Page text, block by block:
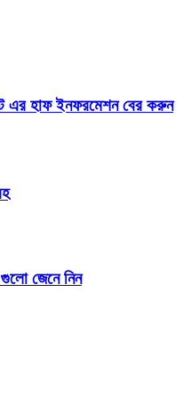
এর হাফ ইনফরমেশন বের করুন
জেনে নিন